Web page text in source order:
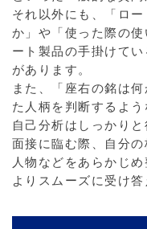
それ以外にも、「ロ
か」や「使った際の
ート製品の手掛けて
があります。
また、「座右の銘は
た人柄を判断するよ
自己分析はしっかり
面接に臨む際、自分
人物などをあらかじ
よりスムーズに受け